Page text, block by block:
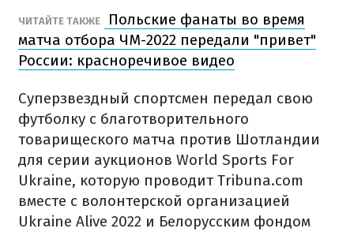
ЧИТАЙТЕ ТАКЖЕ
Польские фанаты во время
матча отбора ЧМ-2022 передали "привет"
России: красноречивое видео
Суперзвездный спортсмен передал свою
футболку с благотворительного
товарищеского матча против Шотландии
для серии аукционов World Sports For
Ukraine, которую проводит Tribuna.com
вместе с волонтерской организацией
Ukraine Alive 2022 и Белорусским фондом